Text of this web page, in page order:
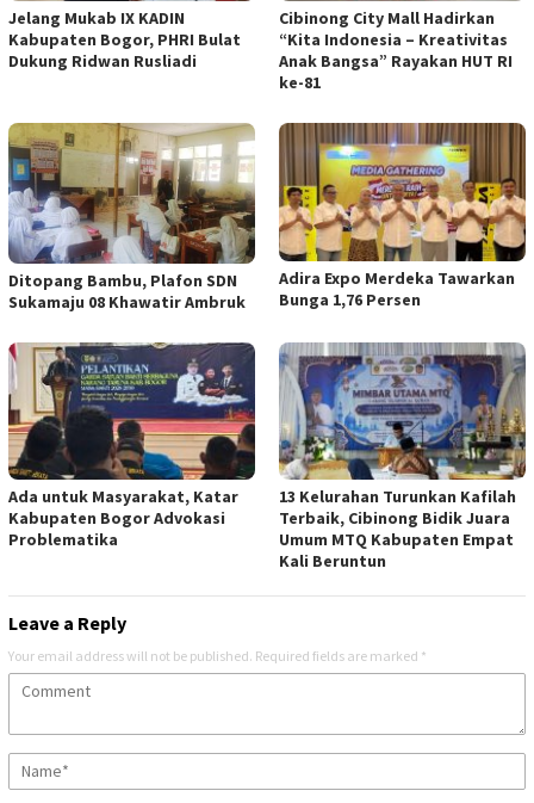
Jelang Mukab IX KADIN
Kabupaten Bogor, PHRI Bulat
Dukung Ridwan Rusliadi
Cibinong City Mall Hadirkan
“Kita Indonesia – Kreativitas
Anak Bangsa” Rayakan HUT RI
ke-81
Ditopang Bambu, Plafon SDN
Sukamaju 08 Khawatir Ambruk
Adira Expo Merdeka Tawarkan
Bunga 1,76 Persen
Ada untuk Masyarakat, Katar
Kabupaten Bogor Advokasi
Problematika
13 Kelurahan Turunkan Kafilah
Terbaik, Cibinong Bidik Juara
Umum MTQ Kabupaten Empat
Kali Beruntun
Leave a Reply
Your email address will not be published. Required fields are marked *